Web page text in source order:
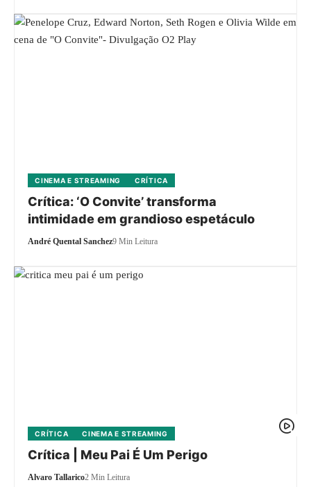
CINEMA E STREAMING CRÍTICA
Crítica: ‘O Convite’ transforma
intimidade em grandioso espetáculo
André Quental Sanchez9 Min Leitura
CRÍTICA CINEMA E STREAMING
Crítica | Meu Pai É Um Perigo
Alvaro Tallarico2 Min Leitura